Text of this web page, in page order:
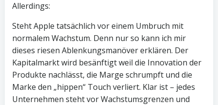
Allerdings:
Steht Apple tatsächlich vor einem Umbruch mit
normalem Wachstum. Denn nur so kann ich mir
dieses riesen Ablenkungsmanöver erklären. Der
Kapitalmarkt wird besänftigt weil die Innovation der
Produkte nachlässt, die Marge schrumpft und die
Marke den „hippen“ Touch verliert. Klar ist – jedes
Unternehmen steht vor Wachstumsgrenzen und